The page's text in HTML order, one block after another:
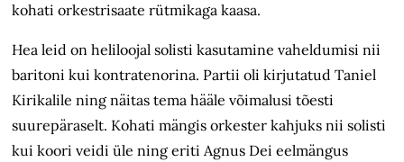
kohati orkestrisaate rütmikaga kaasa.
Hea leid on heliloojal solisti kasutamine vaheldumisi nii
baritoni kui kontratenorina. Partii oli kirjutatud Taniel
Kirikalile ning näitas tema hääle võimalusi tõesti
suurepäraselt. Kohati mängis orkester kahjuks nii solisti
kui koori veidi üle ning eriti Agnus Dei eelmängus